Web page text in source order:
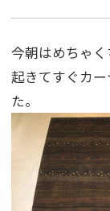
今朝はめちゃ
起きてすぐカ
た。